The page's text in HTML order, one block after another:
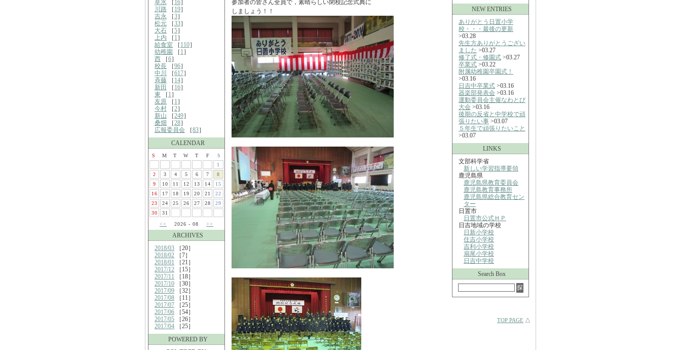
草水 ［ 16］
川路 ［ 19］
吉永 ［3］
松元 ［33］
大石 ［5］
上内 ［ 1 ］
給食室 ［ 110］
幼稚園
［ 1 ］
西 ［6］
校長 ［96］
中川
［617］
斉藤 ［ 14］
新田
［ 16］
東 ［ 1 ］
友原 ［ 1 ］
今村 ［2］
新山 ［249］
桑畑
［28］
広報委員会 ［83］
CALENDAR
S M T W T F
S
1
2
3 4 5 6 7
8
9
10 11 12 13 14
15
16
17 18 19 20 21
22
23
24 25 26 27 28
29
30
31
<<
2026 - 08 >>
ARCHIVES
2018/03 ［20］
2018/02 ［7］
2018/01 ［21］
2017/12 ［15］
2017/11 ［18］
2017/10 ［30］
2017/09 ［32］
2017/08 ［11］
2017/07 ［25］
2017/06 ［54］
2017/05 ［26］
2017/04 ［25］
POWERED BY
参加者の皆さん全員で，素晴らしい閉校記念式典に
しましょう！！
NEW ENTRIES
ありがとう日置小学
校・・・最後の更新
>03.28
先生方ありがとうござい
ました >03.27
修了式・修園式 >03.27
卒業式 >03.22
附属幼稚園卒園式！
>03.16
日吉中卒業式 >03.16
器楽部発表会 >03.16
運動委員会主催なわとび
大会 >03.16
後期の反省と中学校で頑
張りたい事 >03.07
５年生で頑張りたいこと
>03.07
LINKS
文部科学省
新しい学習指導要領
鹿児島県
鹿児島県教育委員会
鹿児島教育事務所
鹿児島県総合教育セン
ター
日置市
日置市公式ＨＰ
日吉地域の学校
日新小学校
住吉小学校
吉利小学校
扇尾小学校
日吉中学校
Search Box
TOP PAGE △